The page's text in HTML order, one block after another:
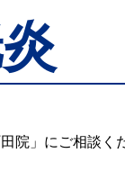
院」にご相談く